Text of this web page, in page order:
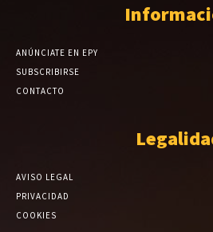
ANÚNCIATE EN EPY
SUBSCRIBIRSE
CONTACTO
AVISO LEGAL
PRIVACIDAD
COOKIES